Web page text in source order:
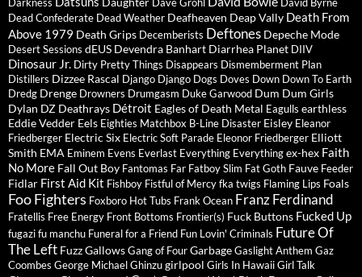
Dead Confederate Dead Weather Deafheaven Deap Vally Death From
Above 1979 Death Grips Decemberists Deftones Depeche Mode
Desert Sessions dEUS Devendra Banhart Diarrhea Planet DIIV
Dinosaur Jr. Dirty Pretty Things Disappears Dismemberment Plan
Distillers Dizzee Rascal Django Django Dogs Doves Down Down To Earth
Dredg Drenge Drowners Drumgasm Duke Garwood Dum Dum Girls
Dylan DZ Deathrays Détroit Eagles of Death Metal Eagulls earthless
Eddie Vedder Eels Eighties Matchbox B-Line Disaster Eisley Eleanor
Friedberger Electric Six Electric Soft Parade Eleonor Friedberger Elliott
Smith EMA Eminem Evens Everlast Everything Everythingex-hex Faith
No More Fall Out Boy Fantomas Far Fatboy Slim Fat Goth Fauve Feeder
Fidlar First Aid Kit Fishboy Fistful of Mercyfka twigs Flaming Lips Foals
Foo Fighters Foxboro Hot Tubs Frank Ocean Franz Ferdinand
Fratellis Free Energy Front Bottoms Frontier(s) Fuck Buttons Fucked Up
fugazifu manchu Funeral for a Friend Fun Lovin' Criminals Future Of
The Left FuzzGallowsGang of FourGarbageGaslight Anthem Gaz
Coombes George MichaelGhinzugirlpool Girls In HawaiiGirl Talk